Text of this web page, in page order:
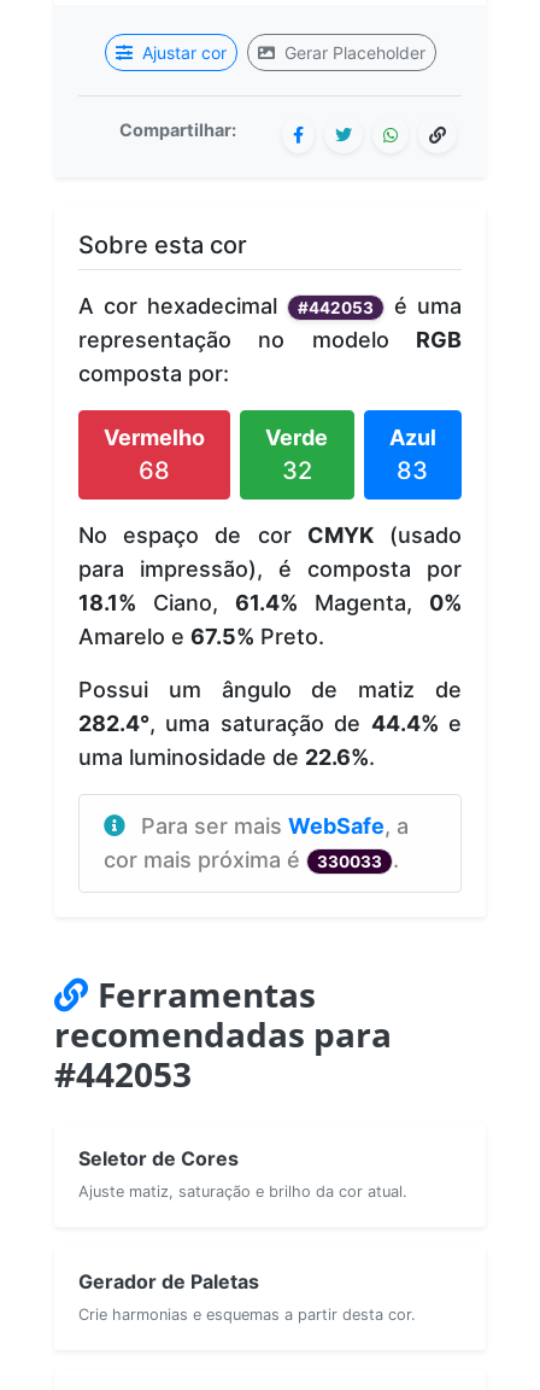
Ajustar cor Gerar Placeholder
Compartilhar:
Sobre esta cor
A cor hexadecimal #442053
é uma
representação no modelo RGB
composta por:
Vermelho
68
Verde
32
Azul
83
No espaço de cor CMYK(usado
para impressão), é composta por
18.1% Ciano, 61.4% Magenta, 0%
Amarelo e 67.5% Preto.
Possui um ângulo de matiz de
282.4°, uma saturação de 44.4% e
uma luminosidade de 22.6%.
Para ser mais WebSafe, a
cor mais próxima é
330033 .
Ferramentas
recomendadas para
#442053
Seletor de Cores
Ajuste matiz, saturação e brilho da cor atual.
Gerador de Paletas
Crie harmonias e esquemas a partir desta cor.